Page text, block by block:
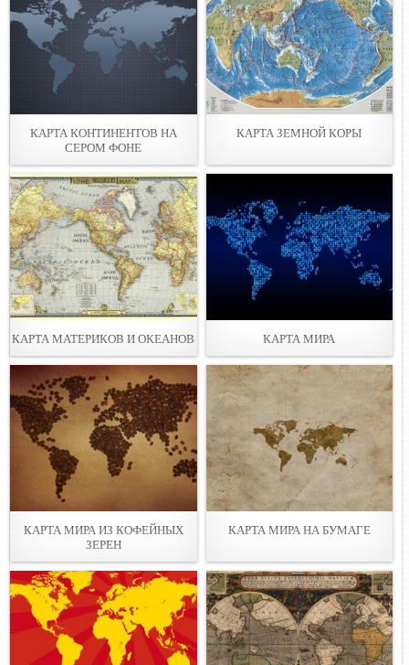
КАРТА КОНТИНЕНТОВ НА
СЕРОМ ФОНЕ
КАРТА ЗЕМНОЙ КОРЫ
КАРТА МАТЕРИКОВ И ОКЕАНОВ КАРТА МИРА
КАРТА МИРА ИЗ КОФЕЙНЫХ
ЗЕРЕН
КАРТА МИРА НА БУМАГЕ